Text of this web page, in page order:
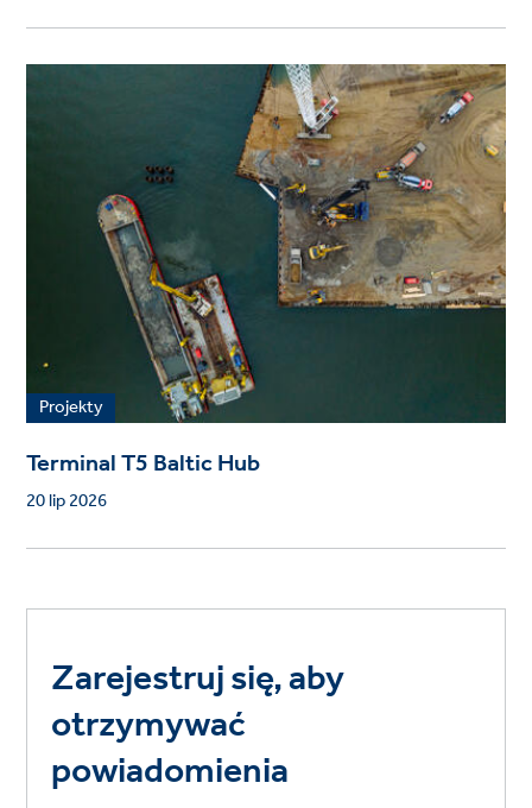
Projekty
Terminal T5 Baltic Hub
20 lip 2026
Zarejestruj się, aby
otrzymywać
powiadomienia